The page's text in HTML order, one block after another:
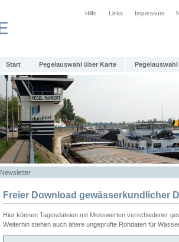
Hilfe Links Impressum
Start Pegelauswahl über Karte
Newsletter
Freier Download gewässerkundlicher
Hier können Tagesdateien mit Messwerten verschiedener
Weiterhin stehen auch ältere ungeprüfte Rohdaten für